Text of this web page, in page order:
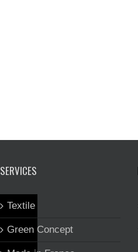
SERVICES
Textile
Green Concept